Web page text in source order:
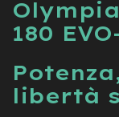
a
n
e
-
M
Olympia
180
libertà